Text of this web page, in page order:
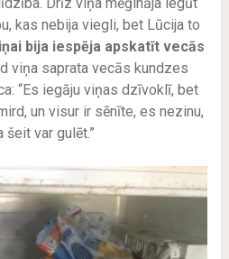
kas nebija viegli, bet Lūcija to
bija iespēja apskatīt vecās
viņa saprata vecās kundzes
“Es iegāju viņas dzīvoklī, bet
un visur ir sēnīte, es nezinu,
šeit var gulēt.”